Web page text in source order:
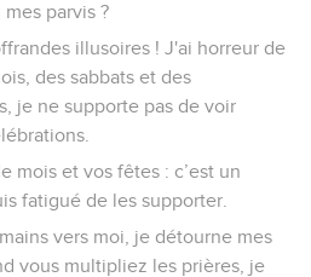
parvis ?
illusoires ! J'ai horreur de
des sabbats et des
je ne supporte pas de voir
mois et vos fêtes : c’est un
fatigué de les supporter.
vers moi, je détourne mes
vous multipliez les prières, je